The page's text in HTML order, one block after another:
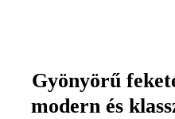
Gyönyörű
modern és